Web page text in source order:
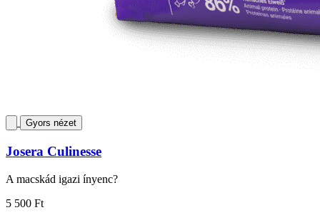
Gyors nézet
Josera Culinesse
A macskád igazi ínyenc?
5 500 Ft